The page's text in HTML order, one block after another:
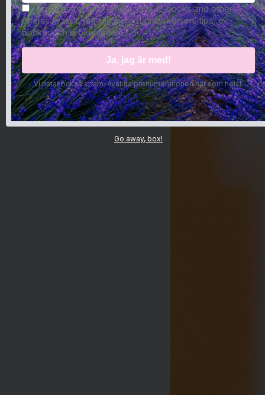
I agree to receive emails, tips, e-books and other
offers. Ja tack, jag vill ta emot gratiskursen, tips, e-
böcker och erbjudanden.
Vi hatar också spam. Avsluta prenumerationen när som helst.
Go away, box!